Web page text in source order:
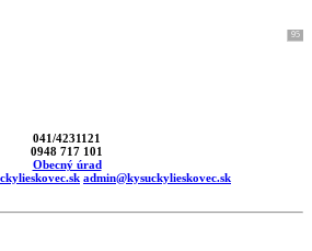
95
041/4231121
0948 717 101
Obecný úrad
admin@kysuckylieskovec.sk